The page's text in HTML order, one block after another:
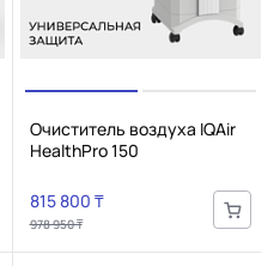
Очиститель воздуха IQAir
HealthPro 150
815 800 ₸
978 950 ₸